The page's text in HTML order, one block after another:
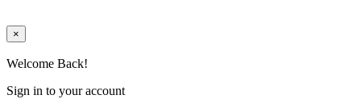
×
Welcome Back!
Sign in to your account